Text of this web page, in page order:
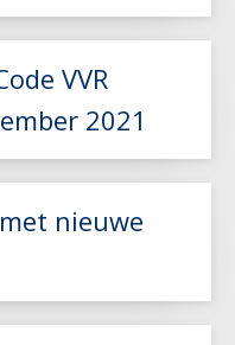
VVR
2021
nieuwe